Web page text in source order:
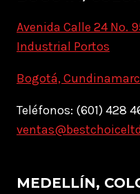
Avenida Calle 24 No.
Industrial Portos
Bogotá,
Teléfonos: (601) 428
MEDELLÍN,